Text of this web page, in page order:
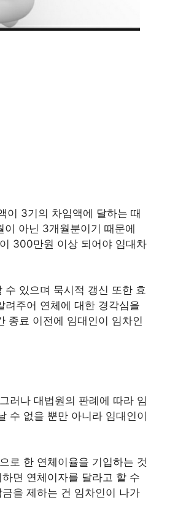
이 3기의 차임액에 달하는 때
이 아닌 3개월분이기 때문에
300만원 이상 되어야 임대차
수 있으며 묵시적 갱신 또한 효
주어 연체에 대한 경각심을
종료 이전에 임대인이 임차인
러나 대법원의 판례에 따라 임
수 없을 뿐만 아니라 임대인이
로 한 연체이율을 기입하는 것
면 연체이자를 달라고 할 수
을 제하는 건 임차인이 나가